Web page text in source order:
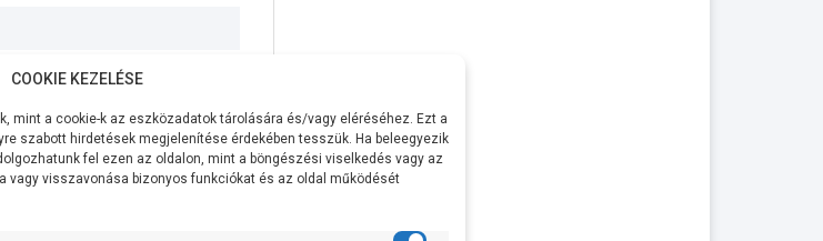
COOKIE KEZELÉSE
mint a cookie-k az eszközadatok tárolására és/vagy eléréséhez. Ezt a
szabott hirdetések megjelenítése érdekében tesszük. Ha beleegyezik
fel ezen az oldalon, mint a böngészési viselkedés vagy az
visszavonása bizonyos funkciókat és az oldal működését